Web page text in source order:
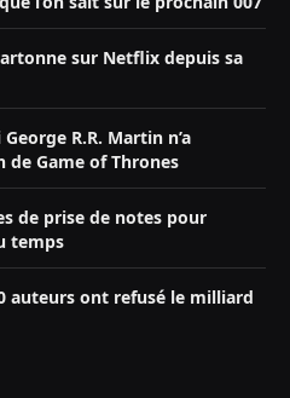
sur Netflix depuis sa
R.R. Martin n’a
Game of Thrones
de prise de notes pour
temps
auteurs ont refusé le milliard